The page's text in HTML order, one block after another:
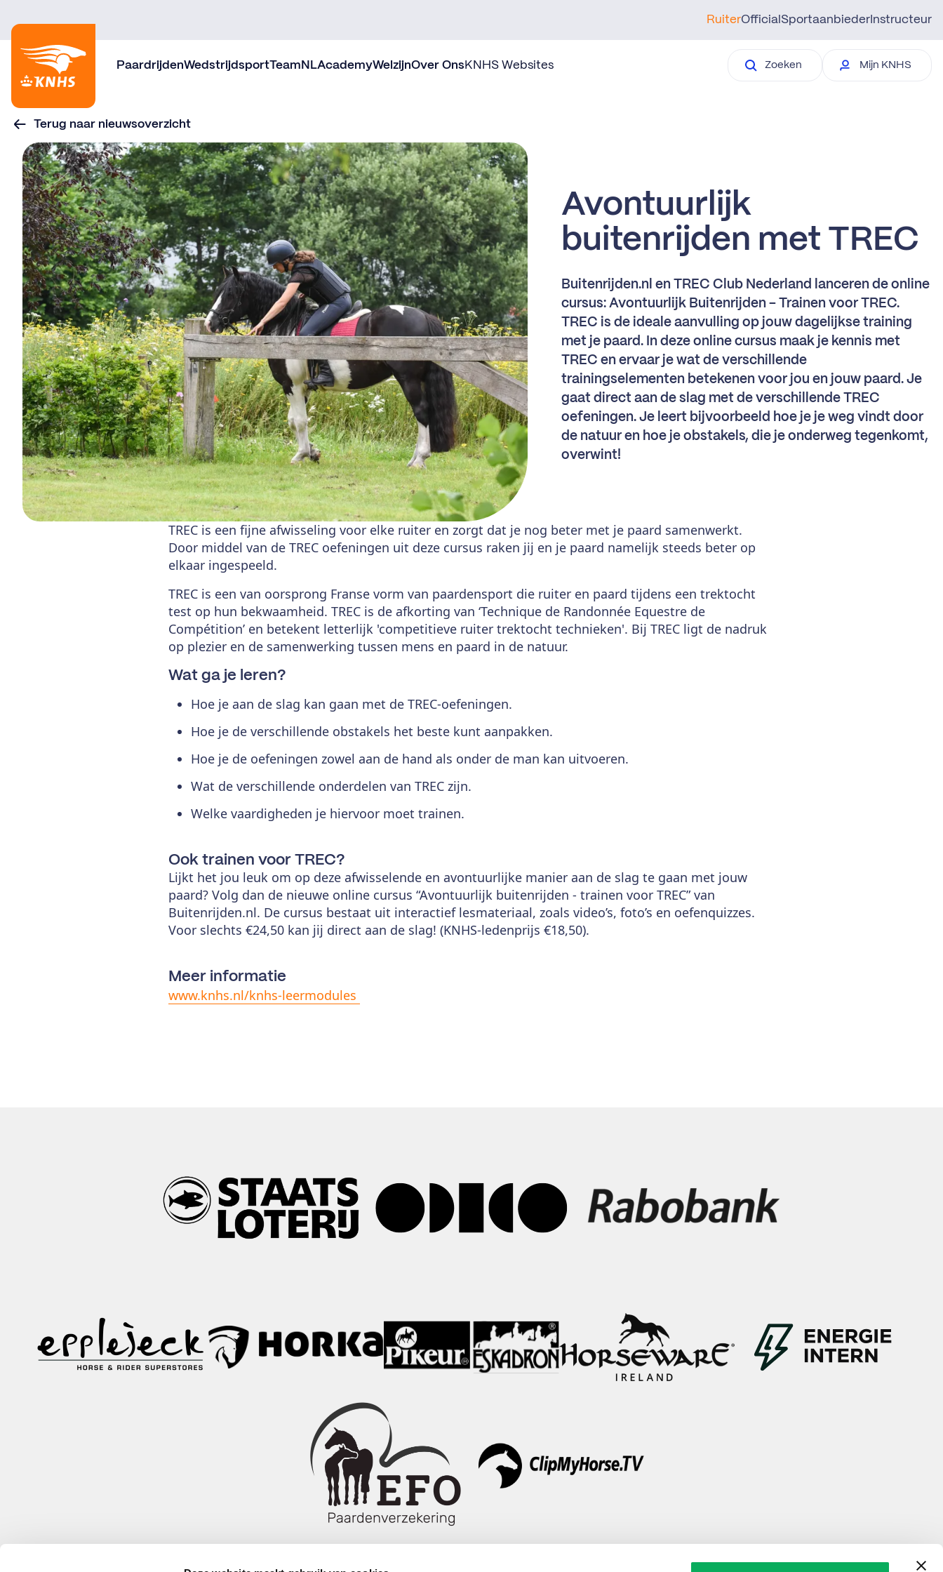
RuiterOfficial Sportaanbieder Instructeur
PaardrijdenWedstrijdsportTeamNLAcademyWelzijnOver OnsKNHS Websites Zoeken Mijn KNHS
Terug naar nieuwsoverzicht
Avontuurlijk
buitenrijden met TREC
Buitenrijden.nl en TREC Club Nederland lanceren de online
cursus: Avontuurlijk Buitenrijden - Trainen voor TREC.
TREC is de ideale aanvulling op jouw dagelijkse training
met je paard. In deze online cursus maak je kennis met
TREC en ervaar je wat de verschillende
trainingselementen betekenen voor jou en jouw paard. Je
gaat direct aan de slag met de verschillende TREC
oefeningen. Je leert bijvoorbeeld hoe je je weg vindt door
de natuur en hoe je obstakels, die je onderweg tegenkomt,
overwint!
TREC is een fijne afwisseling voor elke ruiter en zorgt dat je nog beter met je paard samenwerkt.
Door middel van de TREC oefeningen uit deze cursus raken jij en je paard namelijk steeds beter op
elkaar ingespeeld.
TREC is een van oorsprong Franse vorm van paardensport die ruiter en paard tijdens een trektocht
test op hun bekwaamheid. TREC is de afkorting van ‘Technique de Randonnée Equestre de
Compétition’ en betekent letterlijk 'competitieve ruiter trektocht technieken'. Bij TREC ligt de nadruk
op plezier en de samenwerking tussen mens en paard in de natuur.
Wat ga je leren?
Hoe je aan de slag kan gaan met de TREC-oefeningen.
Hoe je de verschillende obstakels het beste kunt aanpakken.
Hoe je de oefeningen zowel aan de hand als onder de man kan uitvoeren.
Wat de verschillende onderdelen van TREC zijn.
Welke vaardigheden je hiervoor moet trainen.
Ook trainen voor TREC?
Lijkt het jou leuk om op deze afwisselende en avontuurlijke manier aan de slag te gaan met jouw
paard? Volg dan de nieuwe online cursus “Avontuurlijk buitenrijden - trainen voor TREC” van
Buitenrijden.nl. De cursus bestaat uit interactief lesmateriaal, zoals video’s, foto’s en oefenquizzes.
Voor slechts €24,50 kan jij direct aan de slag! (KNHS-ledenprijs €18,50).
Meer informatie
www.knhs.nl/knhs-leermodules